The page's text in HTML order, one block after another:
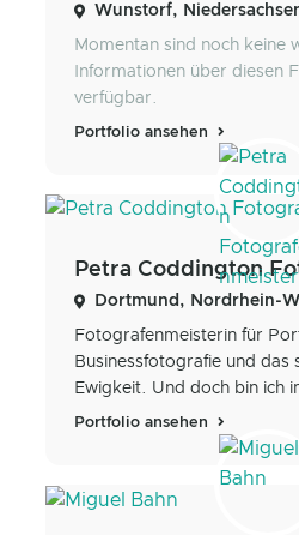
Wunstorf,
Momentan sind noch keine
Informationen über diesen
verfügbar.
Portfolio ansehen
Dortmund, Nordrhein-
Fotografenmeisterin für
Businessfotografie und das
Ewigkeit. Und doch bin ich
Portfolio ansehen